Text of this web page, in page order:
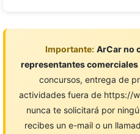
Importante: ArCar no
representantes
concursos, entrega de
actividades fuera de https://
nunca te solicitará por
recibes un e-mail o un